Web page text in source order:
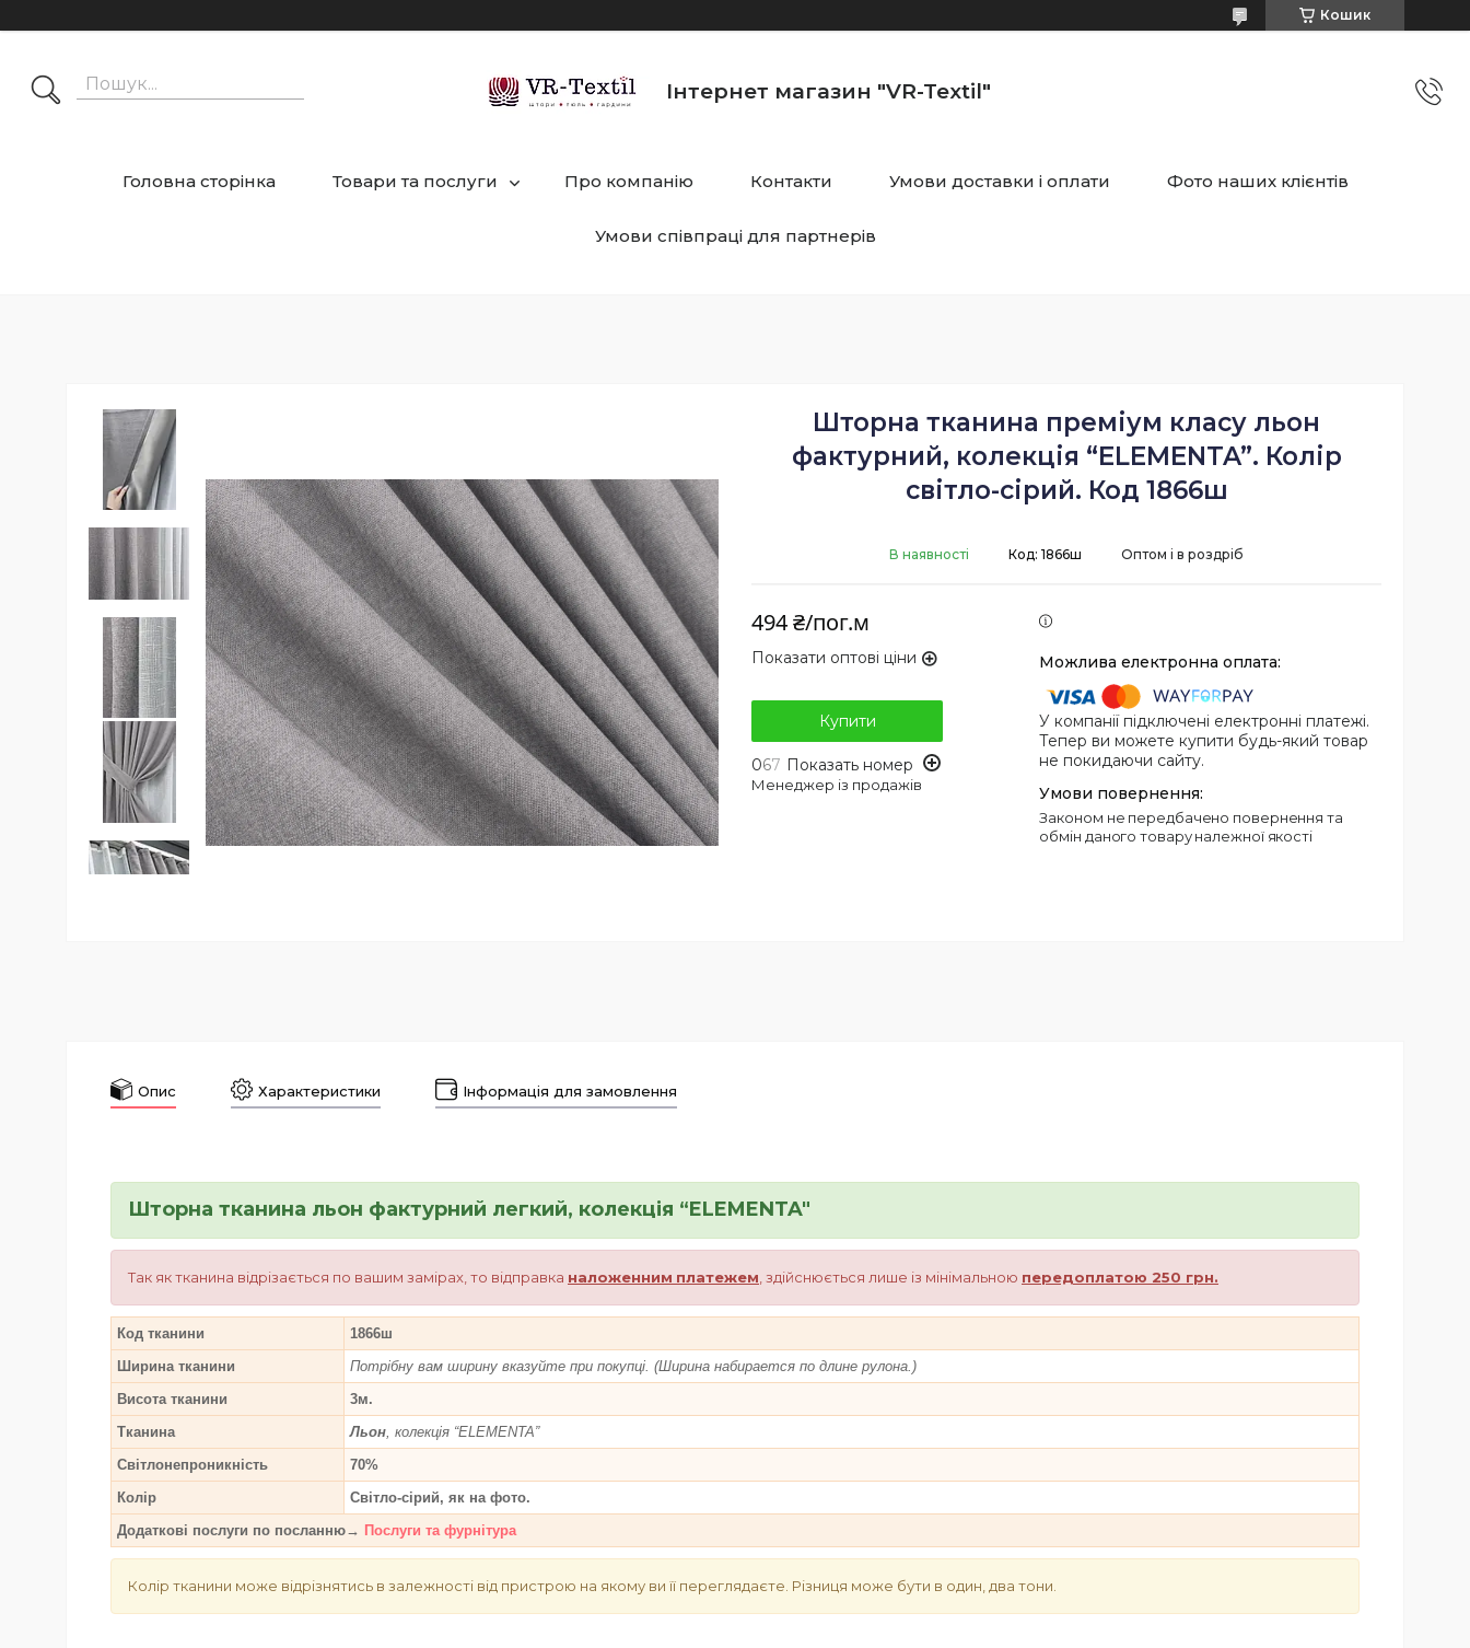
Кошик
Інтернет магазин "VR-Textil"
Головна сторінка Товари та послуги Про компанію Контакти Умови доставки і оплати Фото наших клієнтів
Умови співпраці для партнерів
Шторна тканина преміум класу льон
фактурний, колекція “ELEMENTA”. Колір
світло-сірий. Код 1866ш
В наявності Оптом і в роздріб
Код: 1866ш
494 ₴/пог.м
Показати оптові ціни
Купити
067 Показать номер
Менеджер із продажів
У компанії підключені електронні платежі.
Тепер ви можете купити будь-який товар
не покидаючи сайту.
Законом не передбачено повернення та
обмін даного товару належної якості
Опис Характеристики Інформація для замовлення
Шторна тканина льон фактурний легкий, колекція “ELEMENTA"
Так як тканина відрізається по вашим замірах, то відправка наложенним платежем, здійснюється лише із мінімальною передоплатою 250 грн.
Код тканини
1866ш
Ширина тканини
Потрібну вам ширину вказуйте при покупці. (Ширина набирается по длине рулона.)
Висота тканини
3м.
Тканина
Льон, колекція “ELEMENTA”
Світлонепроникність
70%
Колір
Світло-сірий, як на фото.
Додаткові послуги по посланню→ Послуги та фурнітура
Колір тканини може відрізнятись в залежності від пристрою на якому ви її переглядаєте. Різниця може бути в один, два тони.